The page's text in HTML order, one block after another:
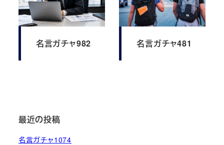
名言ガチャ982 名言ガチャ481
最近の投稿
名言ガチャ1074